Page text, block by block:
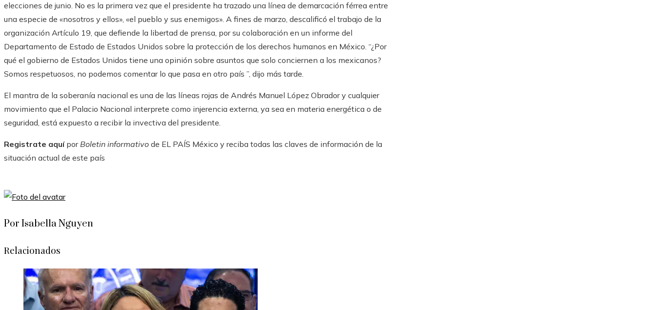
elecciones de junio. No es la primera vez que el presidente ha trazado una línea de demarcación férrea entre
una especie de «nosotros y ellos», «el pueblo y sus enemigos». A fines de marzo, descalificó el trabajo de la
organización Artículo 19, que defiende la libertad de prensa, por su colaboración en un informe del
Departamento de Estado de Estados Unidos sobre la protección de los derechos humanos en México. “¿Por
qué el gobierno de Estados Unidos tiene una opinión sobre asuntos que solo conciernen a los mexicanos?
Somos respetuosos, no podemos comentar lo que pasa en otro país ”, dijo más tarde.
El mantra de la soberanía nacional es una de las líneas rojas de Andrés Manuel López Obrador y cualquier
movimiento que el Palacio Nacional interprete como injerencia externa, ya sea en materia energética o de
seguridad, está expuesto a recibir la invectiva del presidente.
Registrate aquí porBoletin informativo de EL PAÍS México y reciba todas las claves de información de la
situación actual de este país
Por Isabella Nguyen
Relacionados